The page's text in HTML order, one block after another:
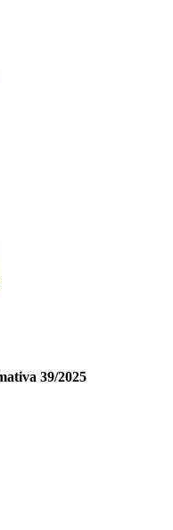
39/2025